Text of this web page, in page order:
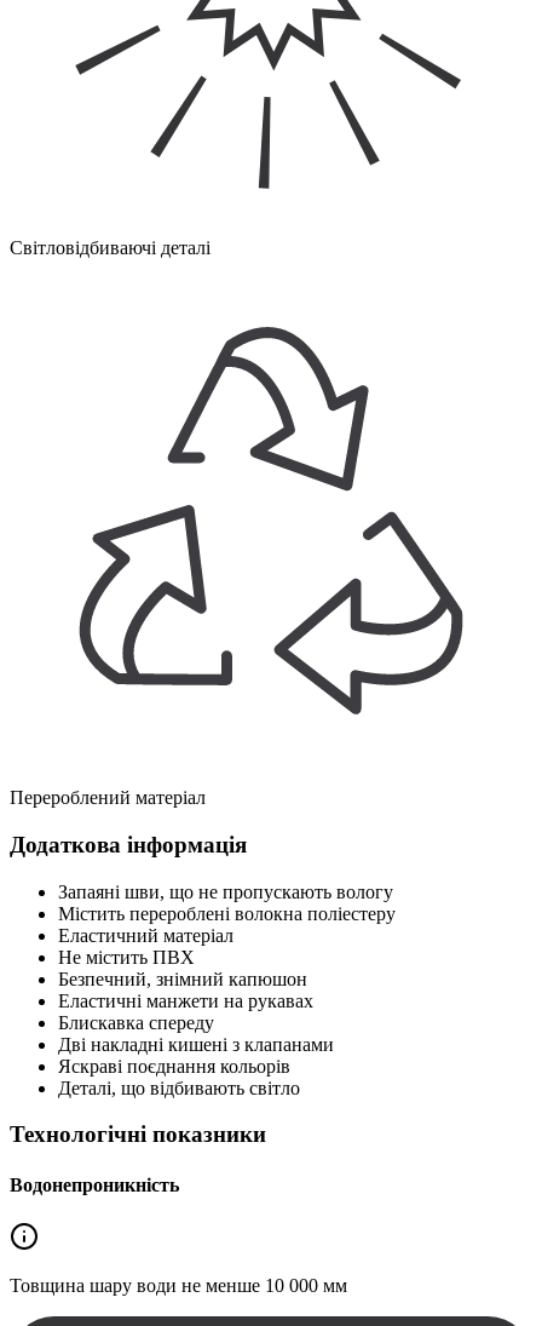
Світловідбиваючі деталі
Перероблений матеріал
Додаткова інформація
Запаяні шви, що не пропускають вологу
Містить перероблені волокна поліестеру
Еластичний матеріал
Не містить ПВХ
Безпечний, знімний капюшон
Еластичні манжети на рукавах
Блискавка спереду
Дві накладні кишені з клапанами
Яскраві поєднання кольорів
Деталі, що відбивають світло
Технологічні показники
Водонепроникність
Товщина шару води не менше 10 000 мм